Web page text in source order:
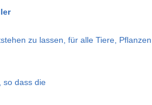
zu lassen, für alle Tiere, Pflanzen
so dass die